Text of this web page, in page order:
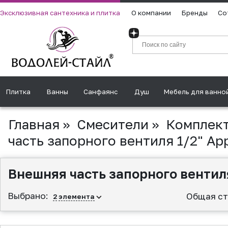
Эксклюзивная сантехника и плитка О компании Бренды
Плитка Ванны Санфаянс Душ Мебель для
Главная » Смесители »
часть запорного вентиля 1/2"
Внешняя часть запорного
Выбрано: 2элемента Общая